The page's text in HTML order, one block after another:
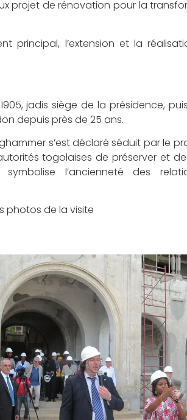
projet de rénovation pour la
principal, l’extension et la
jadis siège de la présidence,
depuis près de 25 ans.
s’est déclaré séduit par le
togolaises de préserver et
symbolise l’ancienneté des
photos de la visite